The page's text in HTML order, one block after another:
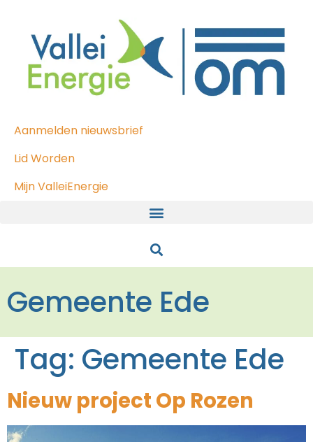
Aanmelden nieuwsbrief
Lid Worden
Mijn ValleiEnergie
Gemeente Ede
Tag: Gemeente Ede
Nieuw project Op Rozen